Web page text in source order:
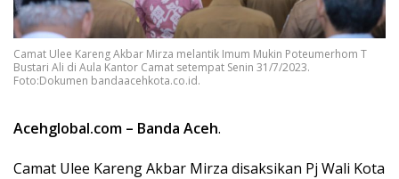
Camat Ulee Kareng Akbar Mirza melantik Imum Mukin Poteumerhom T
Bustari Ali di Aula Kantor Camat setempat Senin 31/7/2023.
Foto:Dokumen bandaacehkota.co.id.
Acehglobal.com – Banda Aceh.
Camat Ulee Kareng Akbar Mirza disaksikan Pj Wali Kota